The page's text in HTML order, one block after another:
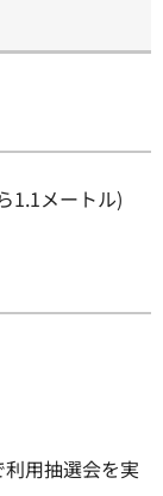
1.1メートル)
用抽選会を実